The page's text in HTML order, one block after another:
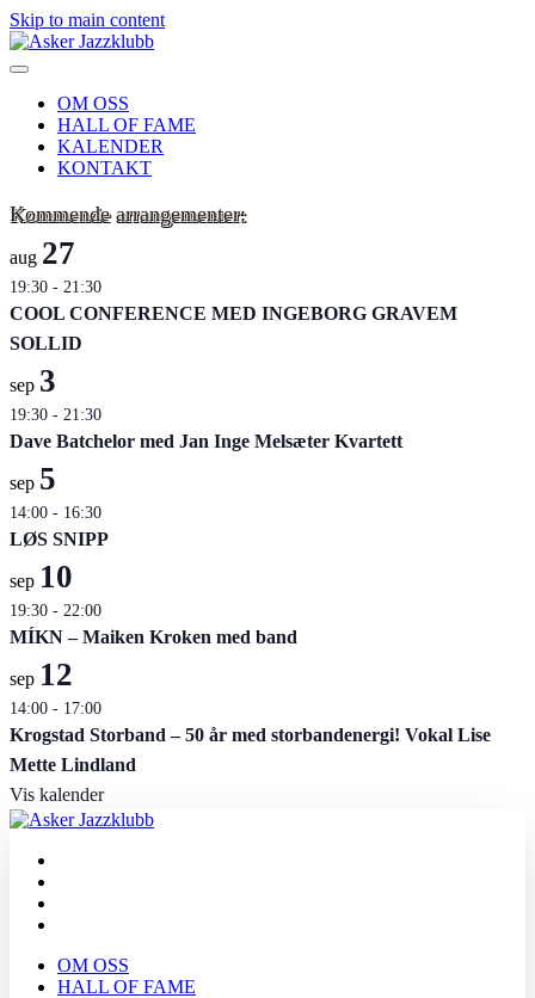
Skip to main content
OM OSS
HALL OF FAME
KALENDER
KONTAKT
Kommende arrangementer:
aug 27
19:30 - 21:30
COOL CONFERENCE MED INGEBORG GRAVEM
SOLLID
sep 3
19:30 - 21:30
Dave Batchelor med Jan Inge Melsæter Kvartett
sep 5
14:00 - 16:30
LØS SNIPP
sep 10
19:30 - 22:00
MÍKN – Maiken Kroken med band
sep 12
14:00 - 17:00
Krogstad Storband – 50 år med storbandenergi! Vokal Lise
Mette Lindland
Vis kalender
OM OSS
HALL OF FAME